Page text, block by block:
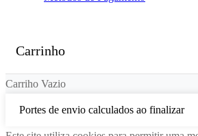
Carrinho
Carriho Vazio
Portes de envio calculados ao finalizar